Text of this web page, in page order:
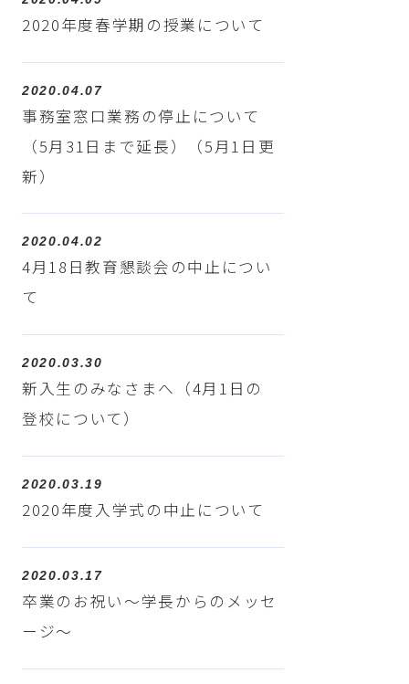
2020年度春学期の授業について
2020.04.07
事務室窓口業務の停止について
（5月31日まで延長）（5月1日更
新）
2020.04.02
4月18日教育懇談会の中止につい
て
2020.03.30
新入生のみなさまへ（4月1日の
登校について）
2020.03.19
2020年度入学式の中止について
2020.03.17
卒業のお祝い～学長からのメッセ
ージ～